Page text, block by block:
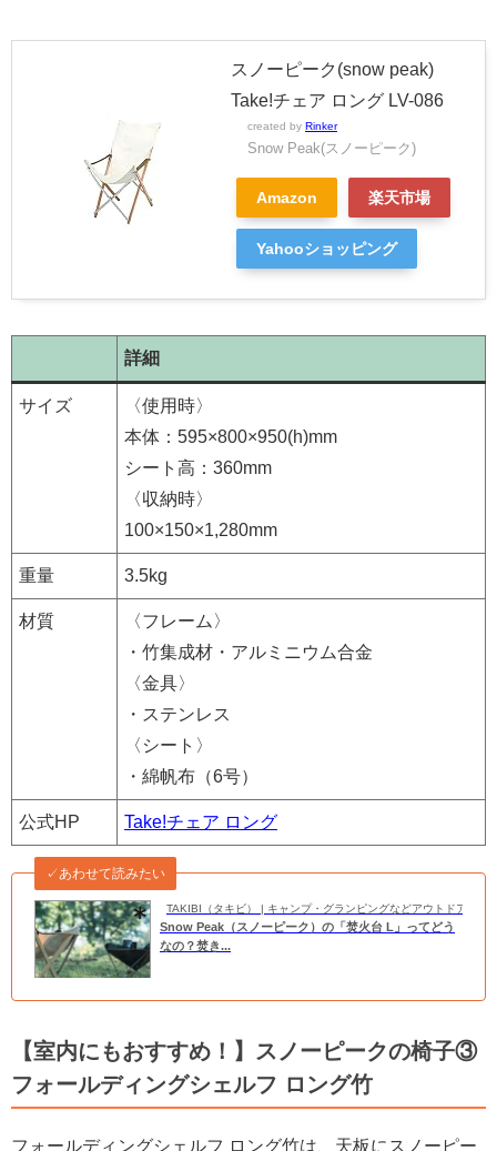
スノーピーク(snow peak)
Take!チェア ロング LV-086
created by Rinker
Snow Peak(スノーピーク)
Amazon 楽天市場
Yahooショッピング
詳細
サイズ
〈使用時〉
本体：595×800×950(h)mm
シート高：360mm
〈収納時〉
100×150×1,280mm
重量 3.5kg
材質
〈フレーム〉
・竹集成材・アルミニウム合金
〈金具〉
・ステンレス
〈シート〉
・綿帆布（6号）
公式HP Take!チェア ロング
TAKIBI（タキビ） | キャンプ・グランピングなどアウトドアの総
✓あわせて読みたい
Snow Peak（スノーピーク）の「焚火台 L」ってどう
なの？焚き...
【室内にもおすすめ！】スノーピークの椅子③
フォールディングシェルフ ロング竹
フォールディングシェルフ ロング竹は、天板にスノーピー